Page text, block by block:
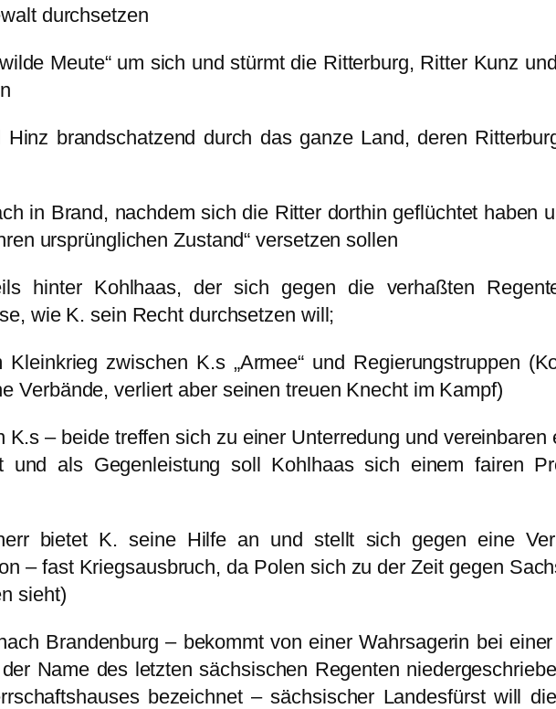
durchsetzen
Meute“ um sich und stürmt die Ritterburg, Ritter Kunz
brandschatzend durch das ganze Land, deren
in Brand, nachdem sich die Ritter dorthin geflüchtet haben
ursprünglichen Zustand“ versetzen sollen
hinter Kohlhaas, der sich gegen die verhaßten
wie K. sein Recht durchsetzen will;
zwischen K.s „Armee“ und Regierungstruppen
Verbände, verliert aber seinen treuen Knecht im Kampf)
K.s – beide treffen sich zu einer Unterredung und
und als Gegenleistung soll Kohlhaas sich einem fairen
bietet K. seine Hilfe an und stellt sich gegen eine
– fast Kriegsausbruch, da Polen sich zu der Zeit gegen
sieht)
Brandenburg – bekommt von einer Wahrsagerin bei
Name des letzten sächsischen Regenten
bezeichnet – sächsischer Landesfürst will